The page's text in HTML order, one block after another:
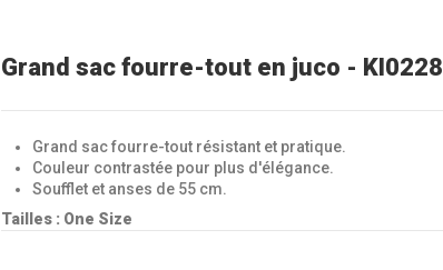
Grand sac fourre-tout en juco - KI0228
Grand sac fourre-tout résistant et pratique.
Couleur contrastée pour plus d'élégance.
Soufflet et anses de 55 cm.
Tailles : One Size